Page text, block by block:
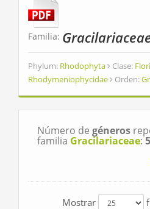
Familia:
Phylum: Rhodophyta Clase:
Rhodymeniophycidae
Orden:
Número de géneros
familia Gracilariaceae:5
Mostrar